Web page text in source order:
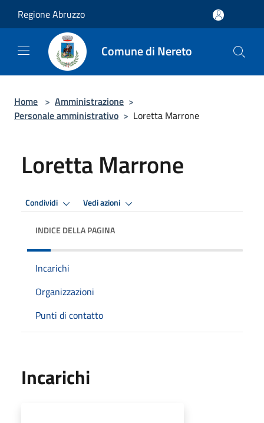
Regione Abruzzo
Comune di Nereto
Home > Amministrazione >
Personale amministrativo > Loretta Marrone
Loretta Marrone
Condividi Vedi azioni
INDICE DELLA PAGINA
Incarichi
Organizzazioni
Punti di contatto
Incarichi